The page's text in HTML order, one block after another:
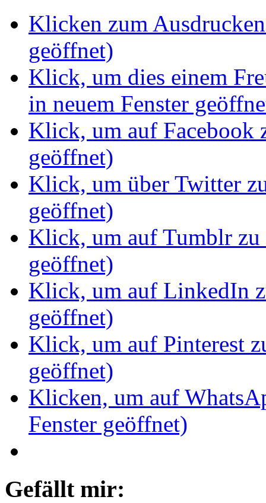
Klicken zum
geöffnet)
Klick, um dies einem
in neuem Fenster
Klick, um auf Facebook
geöffnet)
Klick, um über Twitter
geöffnet)
Klick, um auf Tumblr zu
geöffnet)
Klick, um auf LinkedIn
geöffnet)
Klick, um auf Pinterest
geöffnet)
Klicken, um auf
Fenster geöffnet)
Gefällt mir: